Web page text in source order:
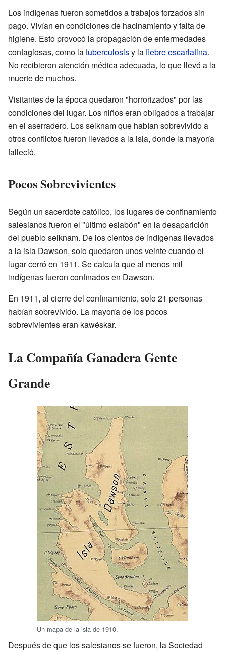
Los indígenas fueron sometidos a trabajos forzados sin
pago. Vivían en condiciones de hacinamiento y falta de
higiene. Esto provocó la propagación de enfermedades
contagiosas, como latuberculosisy lafiebre escarlatina.
No recibieron atención médica adecuada, lo que llevó a la
muerte de muchos.
Visitantes de la época quedaron "horrorizados" por las
condiciones del lugar. Los niños eran obligados a trabajar
en el aserradero. Los selknam que habían sobrevivido a
otros conflictos fueron llevados a la isla, donde la mayoría
falleció.
Pocos Sobrevivientes
Según un sacerdote católico, los lugares de confinamiento
salesianos fueron el "último eslabón" en la desaparición
del pueblo selknam. De los cientos de indígenas llevados
a la isla Dawson, solo quedaron unos veinte cuando el
lugar cerró en 1911. Se calcula que al menos mil
indígenas fueron confinados en Dawson.
En 1911, al cierre del confinamiento, solo 21 personas
habían sobrevivido. La mayoría de los pocos
sobrevivientes eran kawéskar.
La Compañía Ganadera Gente
Grande
Un mapa de la isla de 1910.
Después de que los salesianos se fueron, la Sociedad